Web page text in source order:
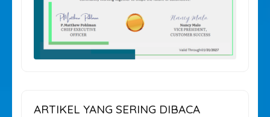
ARTIKEL YANG SERING DIBACA